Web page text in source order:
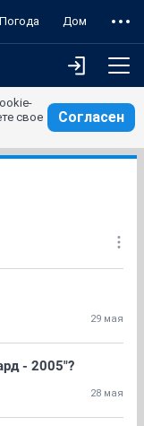
Погода Дом
свое
Согласен
29 мая
- 2005"?
28 мая